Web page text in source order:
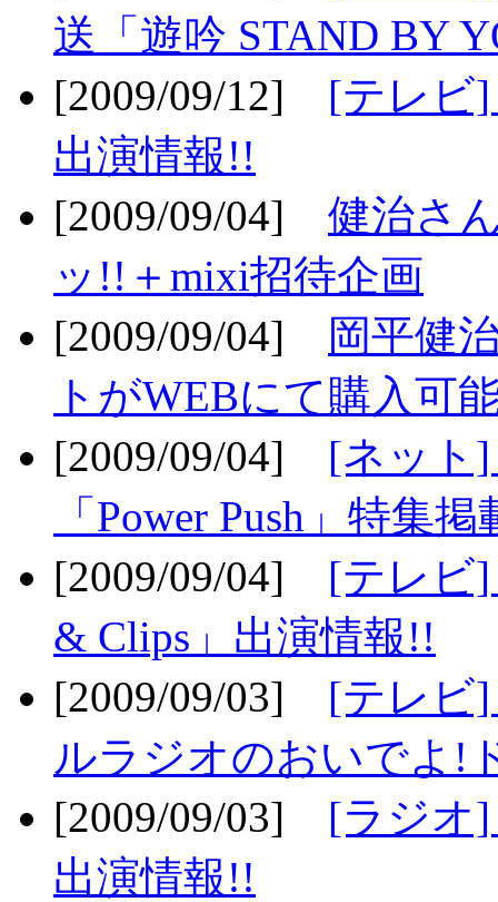
送「遊吟 STAND BY
[2009/09/12] [テレビ]
出演情報!!
[2009/09/04] 健治さ
ッ!!＋mixi招待企画
[2009/09/04]
岡平健
トがWEBにて購入可
[2009/09/04] [ネット]
「Power Push」特集
[2009/09/04] [テレビ]
& Clips」出演情報!!
[2009/09/03] [テレビ
ルラジオのおいでよ!
[2009/09/03] [ラジオ]
出演情報!!